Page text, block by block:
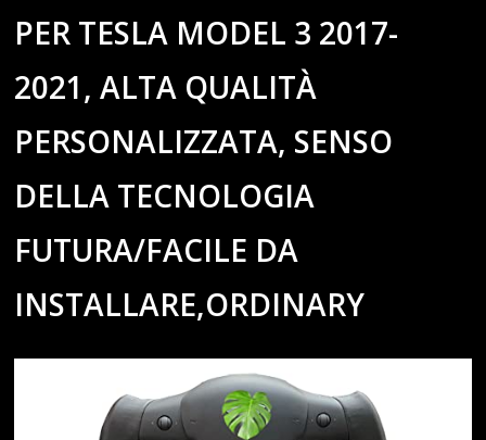
PER TESLA MODEL 3 2017-
2021, ALTA QUALITÀ
PERSONALIZZATA, SENSO
DELLA TECNOLOGIA
FUTURA/FACILE DA
INSTALLARE,ORDINARY